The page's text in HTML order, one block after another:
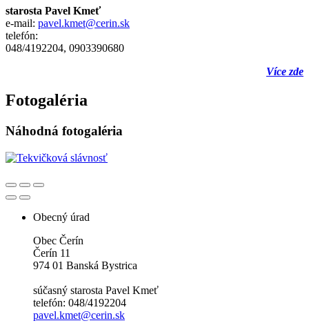
starosta Pavel Kmeť
e-mail: pavel.kmet@cerin.sk
telefón:
048/4192204, 0903390680
Více zde
Fotogaléria
Náhodná fotogaléria
Obecný úrad
Obec Čerín
Čerín 11
974 01 Banská Bystrica
súčasný starosta Pavel Kmeť
telefón: 048/4192204
pavel.kmet@cerin.sk